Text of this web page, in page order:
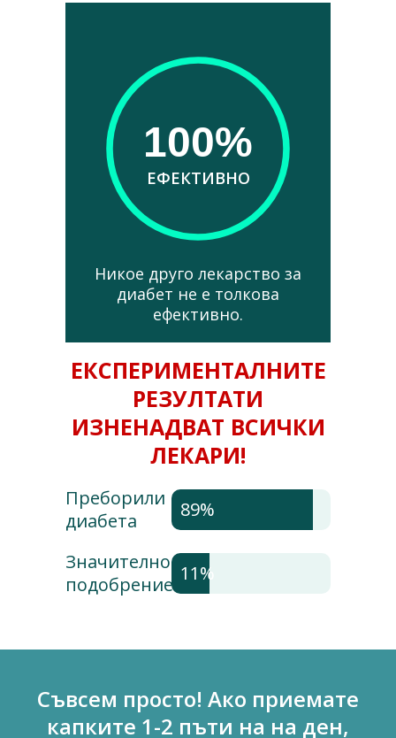
100%
ЕФЕКТИВНО
Никое друго лекарство за
диабет не е толкова
ефективно.
ЕКСПЕРИМЕНТАЛНИТЕ
РЕЗУЛТАТИ
ИЗНЕНАДВАТ ВСИЧКИ
ЛЕКАРИ!
Преборили
диабета
89%
Значително
подобрение 11%
Съвсем просто! Ако приемате
капките 1-2 пъти на на ден,